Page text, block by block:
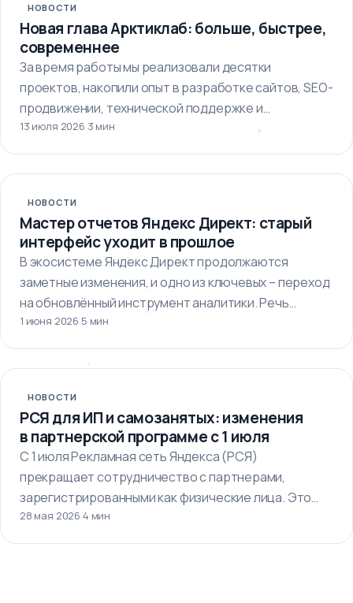
НОВОСТИ
Новая глава Арктиклаб: больше, быстрее,
современнее
За время работы мы реализовали десятки
проектов, накопили опыт в разработке сайтов, SEO-
продвижении, технической поддержке и
автоматизации бизнес-процессов.…
13 июля 2026·3 мин
НОВОСТИ
Мастер отчетов Яндекс Директ: старый
интерфейс уходит в прошлое
В экосистеме Яндекс Директ продолжаются
заметные изменения, и одно из ключевых – переход
на обновлённый инструмент аналитики. Речь…
1 июня 2026·5 мин
НОВОСТИ
РСЯ для ИП и самозанятых: изменения
в партнерской программе с 1 июля
С 1 июля Рекламная сеть Яндекса (РСЯ)
прекращает сотрудничество с партнерами,
зарегистрированными как физические лица. Это
означает, что…
28 мая 2026·4 мин